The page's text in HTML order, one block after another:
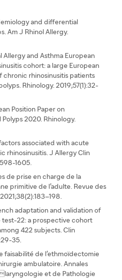
and differential
Am J Rhinol Allergy.
Allergy and Asthma European
cohort: a large European
chronic rhinosinusitis patients
Rhinology. 2019;57(1):32-
Position Paper on
Polyps 2020. Rhinology.
associated with acute
rhinosinusitis. J Allergy Clin
1605.
de prise en charge de la
primitive de l’adulte. Revue des
adaptation and validation of
test-22: a prospective cohort
422 subjects. Clin
35.
faisabilité de l’ethmoïdectomie
ambulatoire. Annales
et de Pathologie